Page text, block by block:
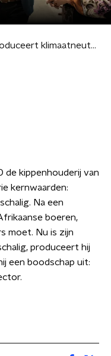
Ruud Zanders produceert klimaatneutrale eieren
de kippenhouderij van
kernwaarden:
Na een
boeren,
moet. Nu is zijn
produceert hij
een boodschap uit: